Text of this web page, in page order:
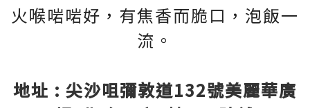
火喉啱啱好，有焦香而脆口，泡飯一
流。
地址 : 尖沙咀彌敦道132號美麗華廣